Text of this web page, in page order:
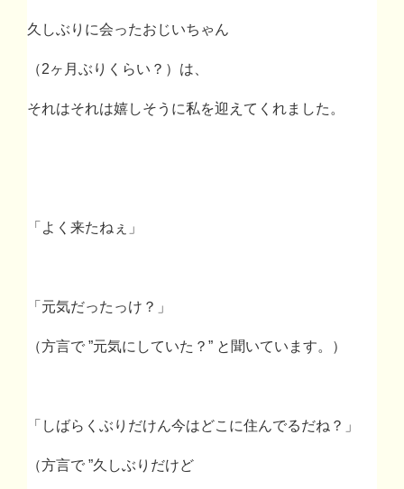
久しぶりに会ったおじいちゃん
（2ヶ月ぶりくらい？）は、
それはそれは嬉しそうに私を迎えてくれました。
「よく来たねぇ」
「元気だったっけ？」
（方言で ”元気にしていた？ ” と聞いています。）
「しばらくぶりだけん今はどこに住んでるだね？」
（方言で ”久しぶりだけど